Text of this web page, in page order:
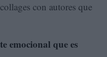
con autores que
emocional que es